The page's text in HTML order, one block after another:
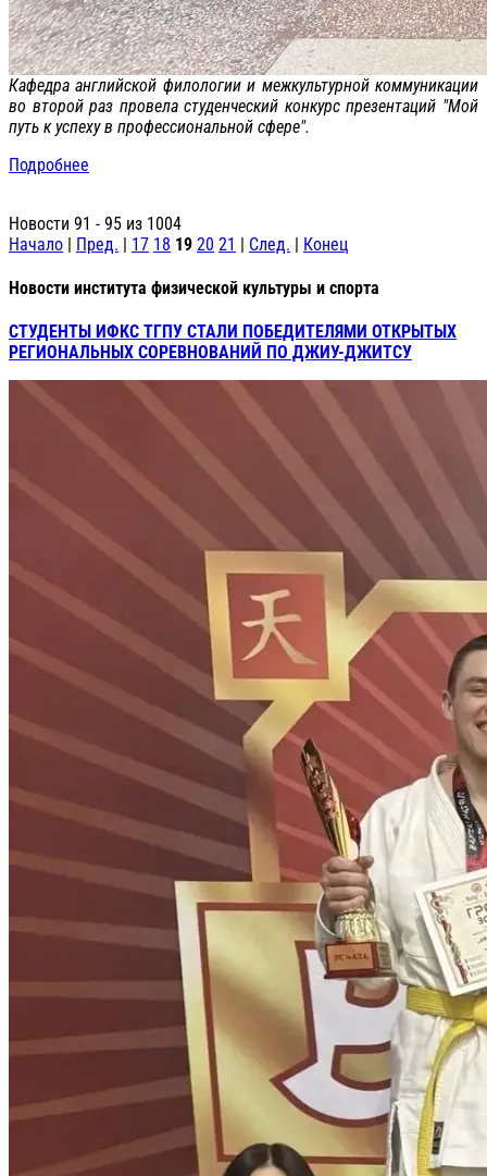
Кафедра английской филологии и межкультурной коммуникации
во второй раз провела студенческий конкурс презентаций "Мой
путь к успеху в профессиональной сфере".
Подробнее
Новости 91 - 95 из 1004
Начало | Пред. | 17 18 19 20 21 | След. | Конец
Новости института физической культуры и спорта
СТУДЕНТЫ ИФКС ТГПУ СТАЛИ ПОБЕДИТЕЛЯМИ ОТКРЫТЫХ
РЕГИОНАЛЬНЫХ СОРЕВНОВАНИЙ ПО ДЖИУ-ДЖИТСУ